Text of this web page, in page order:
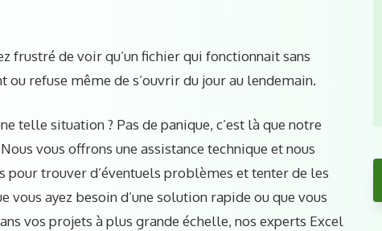
frustré de voir qu’un fichier qui fonctionnait sans
refuse même de s’ouvrir du jour au lendemain.
telle situation ? Pas de panique, c’est là que notre
vous offrons une assistance technique et nous
pour trouver d’éventuels problèmes et tenter de les
vous ayez besoin d’une solution rapide ou que vous
vos projets à plus grande échelle, nos experts Excel